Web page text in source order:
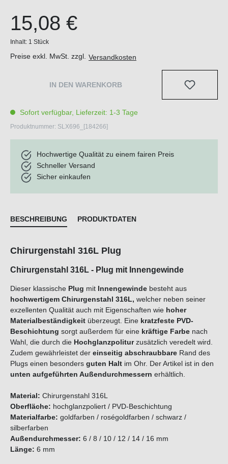
15,08 €
Inhalt: 1 Stück
Preise exkl. MwSt. zzgl. Versandkosten
IN DEN WARENKORB
Sofort verfügbar, Lieferzeit: 1-3 Tage
Produktnummer: SLX696_[184266]
Hochwertige Qualität zu einem fairen Preis
Schneller Versand
Sicher einkaufen
BESCHREIBUNG PRODUKTDATEN
Chirurgenstahl 316L Plug
Chirurgenstahl 316L - Plug mit Innengewinde
Dieser klassische Plug mit Innengewinde besteht aus
hochwertigem Chirurgenstahl 316L, welcher neben seiner
exzellenten Qualität auch mit Eigenschaften wie hoher
Materialbeständigkeit überzeugt. Eine kratzfeste PVD-
Beschichtung sorgt außerdem für eine kräftige Farbe nach
Wahl, die durch die Hochglanzpoliturzusätzlich veredelt wird.
Zudem gewährleistet der einseitig abschraubbare Rand des
Plugs einen besonders guten Halt im Ohr. Der Artikel ist in den
unten aufgeführten Außendurchmessern erhältlich.
Material: Chirurgenstahl 316L
Oberfläche: hochglanzpoliert / PVD-Beschichtung
Materialfarbe: goldfarben / roségoldfarben / schwarz /
silberfarben
Außendurchmesser: 6 / 8 / 10 / 12 / 14 / 16 mm
Länge: 6 mm